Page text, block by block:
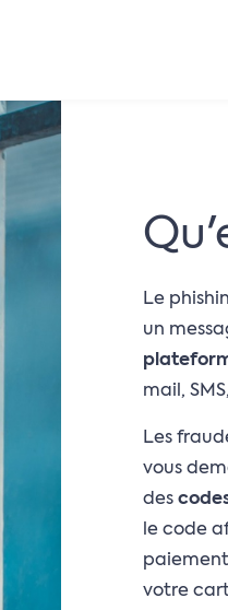
Le
un
mail,
Les
vous
des
le code
votre